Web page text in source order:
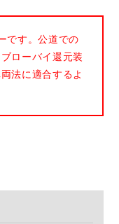
です。公道での
ローバイ還元装
法に適合するよ